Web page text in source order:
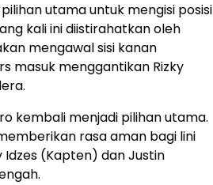
utama untuk mengisi posisi
kali ini diistirahatkan oleh
mengawal sisi kanan
masuk menggantikan Rizky
kembali menjadi pilihan utama.
rasa aman bagi lini
(Kapten) dan Justin